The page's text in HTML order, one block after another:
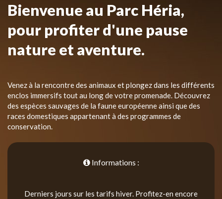
Bienvenue au Parc Héria,
pour profiter d'une pause
nature et aventure.
Venez à la rencontre des animaux et plongez dans les différents
enclos immersifs tout au long de votre promenade. Découvrez
des espèces sauvages de la faune européenne ainsi que des
races domestiques appartenant à des programmes de
conservation.
Informations :
Derniers jours sur les tarifs hiver. Profitez-en encore